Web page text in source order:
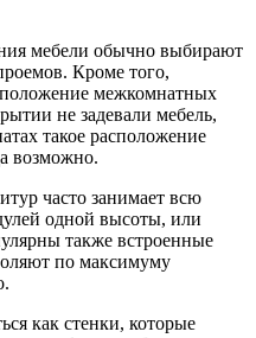
мебели обычно выбирают
Кроме того,
межкомнатных
не задевали мебель,
такое расположение
возможно.
часто занимает всю
одной высоты, или
также встроенные
по максимуму
как стенки, которые